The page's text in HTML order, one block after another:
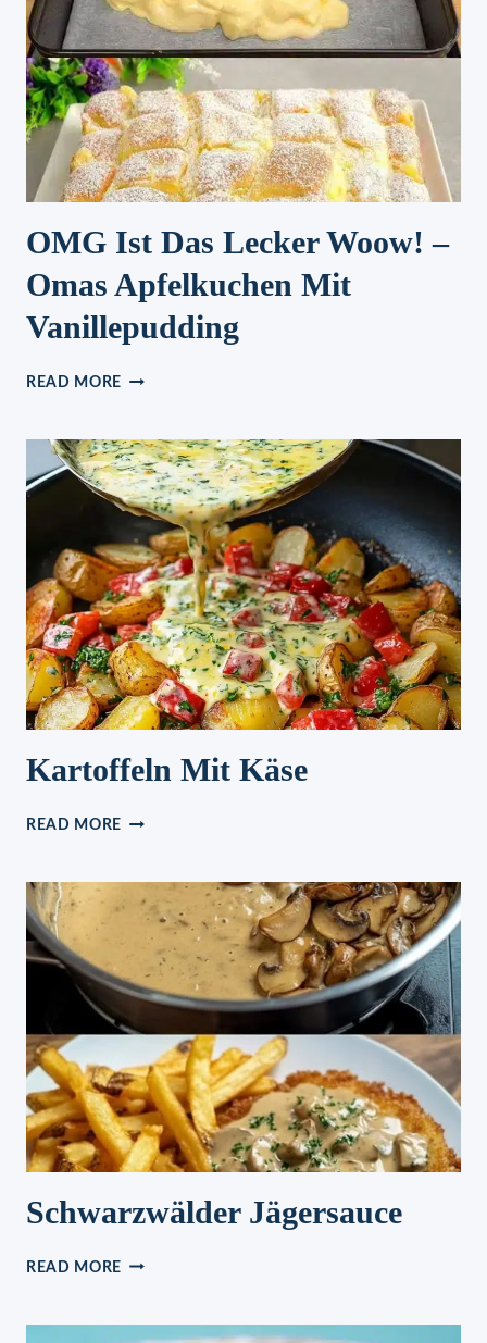
FERTIGPRODUKT
MEHR!
OMG Ist Das Lecker Woow! –
Omas Apfelkuchen Mit
Vanillepudding
READ MORE OMG
LECKER
WOOW!
–
OMAS
APFELKUCHEN
MIT
VANILLEPUDDING
Kartoffeln Mit Käse
READ MORE KARTOFFELN
Schwarzwälder Jägersauce
READ MORE SCHWARZWÄLDER